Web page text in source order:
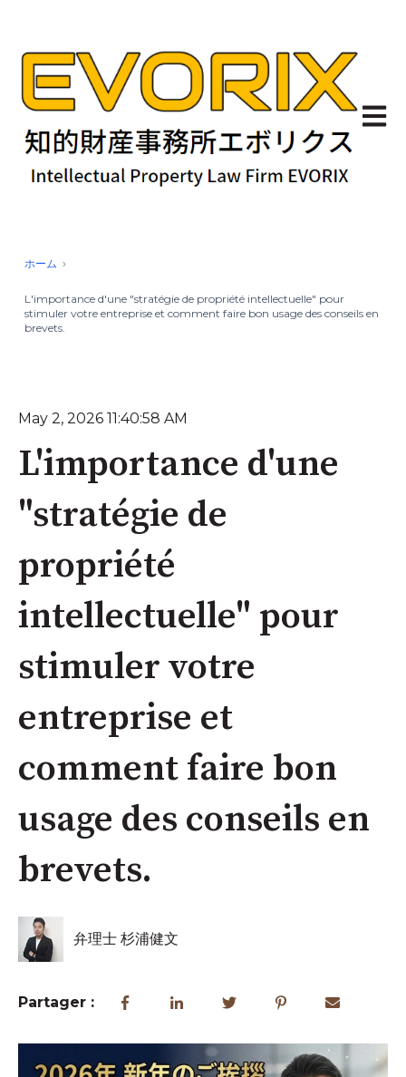
ホーム
L'importance d'une "stratégie de propriété intellectuelle" pour
stimuler votre entreprise et comment faire bon usage des conseils en
brevets.
May 2, 2026 11:40:58 AM
L'importance d'une
"stratégie de
propriété
intellectuelle" pour
stimuler votre
entreprise et
comment faire bon
usage des conseils en
brevets.
弁理士 杉浦健文
Partager :